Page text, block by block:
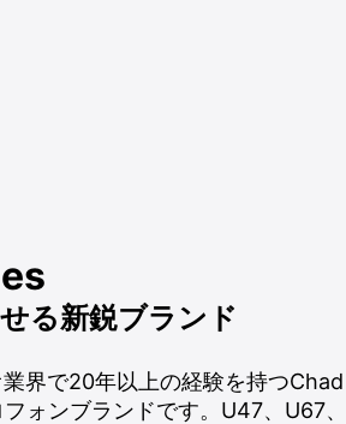
る新鋭ブランド
界で20年以上の経験を持つ
ォンブランドです。U47、